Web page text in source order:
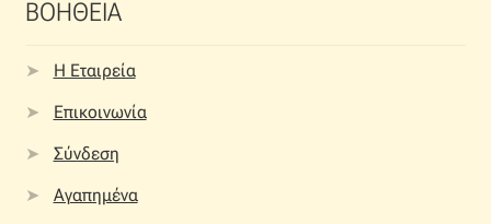
ΒΟΗΘΕΙΑ
Η Εταιρεία
Επικοινωνία
Σύνδεση
Αγαπημένα